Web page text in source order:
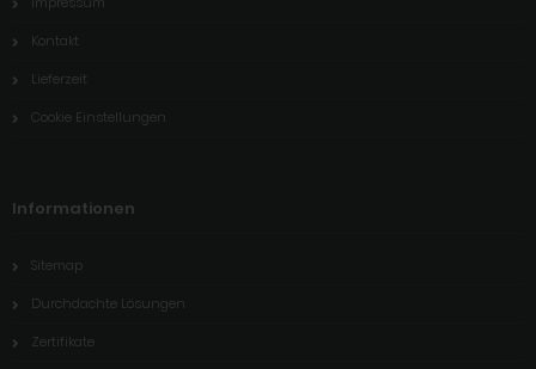
Kontakt
Lieferzeit
Cookie Einstellungen
Informationen
Sitemap
Durchdachte Lösungen
Zertifikate